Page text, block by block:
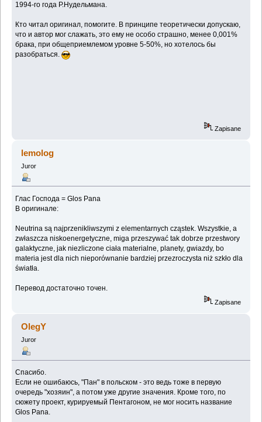
1994-го года Р.Нудельмана.
Кто читал оригинал, помогите. В принципе теоретически допускаю,
что и автор мог слажать, это ему не особо страшно, менее 0,001%
брака, при общеприемлемом уровне 5-50%, но хотелось бы
разобраться.
Zapisane
lemolog
Juror
Глас Господа = Glos Pana
В оригинале:
Neutrina są najprzenikliwszymi z elementarnych cząstek. Wszystkie, a
zwłaszcza niskoenergetyczne, miga przeszywać tak dobrze przestwory
galaktyczne, jak niezliczone ciała materialne, planety, gwiazdy, bo
materia jest dla nich nieporównanie bardziej przezroczysta niż szkło dla
światła.
Перевод достаточно точен.
Zapisane
OlegY
Juror
Спасибо.
Если не ошибаюсь, "Пан" в польском - это ведь тоже в первую
очередь "хозяин", а потом уже другие значения. Кроме того, по
сюжету проект, курируемый Пентагоном, не мог носить название
Glos Pana.